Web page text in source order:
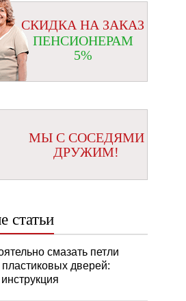
СКИДКА НА ЗАКАЗ
ПЕНСИОНЕРАМ
5%
МЫ С СОСЕДЯМИ
ДРУЖИМ!
статьи
смазать петли
дверей: